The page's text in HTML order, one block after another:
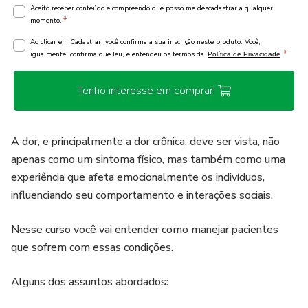
Aceito receber conteúdo e compreendo que posso me descadastrar a qualquer
momento. *
Ao clicar em Cadastrar, você confirma a sua inscrição neste produto. Você,
igualmente, confirma que leu, e entendeu os termos da Política de Privacidade *
Tenho interesse em comprar!
A dor, e principalmente a dor crônica, deve ser vista, não
apenas como um sintoma físico, mas também como uma
experiência que afeta emocionalmente os indivíduos,
influenciando seu comportamento e interações sociais.
Nesse curso você vai entender como manejar pacientes
que sofrem com essas condições.
Alguns dos assuntos abordados: